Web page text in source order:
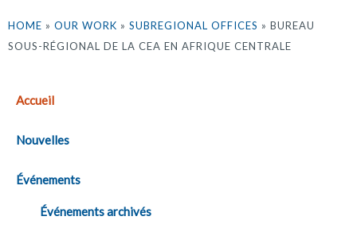
HOME » OUR WORK » SUBREGIONAL OFFICES » BUREAU
SOUS-RÉGIONAL DE LA CEA EN AFRIQUE CENTRALE
Accueil
Nouvelles
Événements
Événements archivés